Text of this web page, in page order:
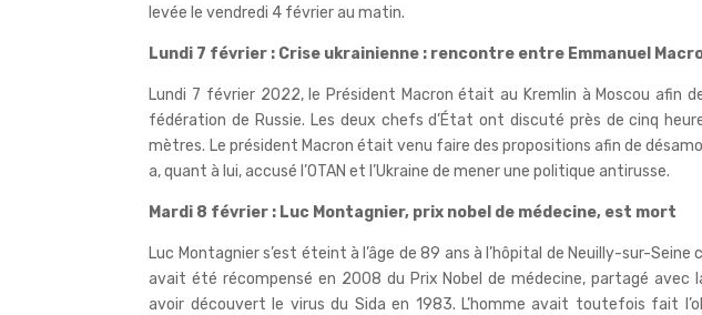
levée le vendredi 4 février au matin.
Lundi 7 février : Crise ukrainienne : rencontre entre Emmanuel
Lundi 7 février 2022, le Président Macron était au Kremlin à Moscou afin
fédération de Russie. Les deux chefs d’État ont discuté près de cinq
mètres. Le président Macron était venu faire des propositions afin de
a, quant à lui, accusé l’OTAN et l’Ukraine de mener une politique antirusse.
Mardi 8 février : Luc Montagnier, prix nobel de médecine, est mort
Luc Montagnier s’est éteint à l’âge de 89 ans à l’hôpital de Neuilly-sur-Seine
avait été récompensé en 2008 du Prix Nobel de médecine, partagé avec
avoir découvert le virus du Sida en 1983. L’homme avait toutefois fait